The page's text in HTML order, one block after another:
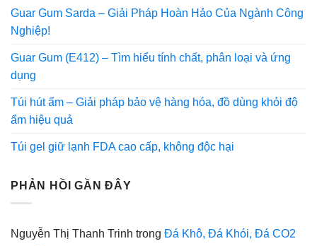
Guar Gum Sarda – Giải Pháp Hoàn Hảo Của Ngành Công
Nghiệp!
Guar Gum (E412) – Tìm hiểu tính chất, phân loại và ứng
dụng
Túi hút ẩm – Giải pháp bảo vệ hàng hóa, đồ dùng khỏi độ
ẩm hiệu quả
Túi gel giữ lạnh FDA cao cấp, không độc hại
PHẢN HỒI GẦN ĐÂY
Nguyễn Thị Thanh Trinh trong Đá Khô, Đá Khói, Đá CO2